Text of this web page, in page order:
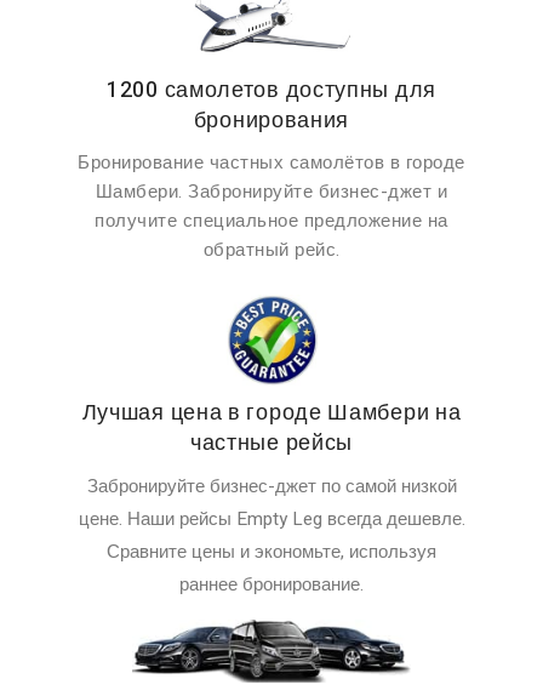
1200 самолетов доступны для
бронирования
Бронирование частных самолётов в городе
Шамбери. Забронируйте бизнес-джет и
получите специальное предложение на
обратный рейс.
Лучшая цена в городе Шамбери на
частные рейсы
Забронируйте бизнес-джет по самой низкой
цене. Наши рейсы Empty Leg всегда дешевле.
Сравните цены и экономьте, используя
раннее бронирование.